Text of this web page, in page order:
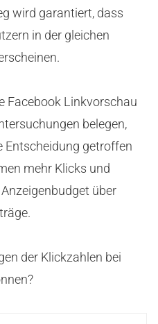
wird garantiert, dass
in der gleichen
Facebook Linkvorschau
belegen,
Entscheidung getroffen
mehr Klicks und
über
der Klickzahlen bei